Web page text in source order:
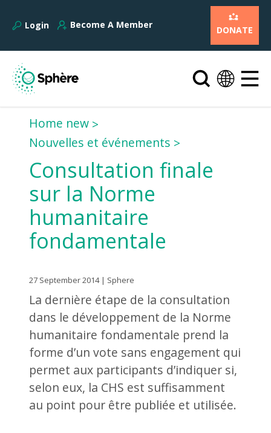
Login Become A Member DONATE
Home new
Nouvelles et événements
Consultation finale
sur la Norme
humanitaire
fondamentale
27 September 2014 | Sphere
La dernière étape de la consultation
dans le développement de la Norme
humanitaire fondamentale prend la
forme d’un vote sans engagement qui
permet aux participants d’indiquer si,
selon eux, la CHS est suffisamment
au point pour être publiée et utilisée.